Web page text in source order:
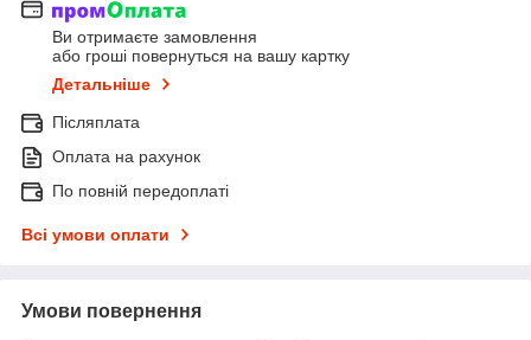
Ви отримаєте замовлення
або гроші повернуться на вашу картку
Детальніше
Післяплата
Оплата на рахунок
По повній передоплаті
Всі умови оплати
Умови повернення